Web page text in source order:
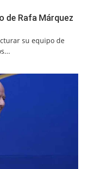
de Rafa Márquez
su equipo de